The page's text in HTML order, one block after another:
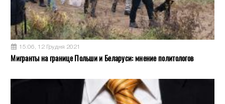
15:06, 12 Грудня 2021
Мигранты на границе Польши и Беларуси: мнение политологов